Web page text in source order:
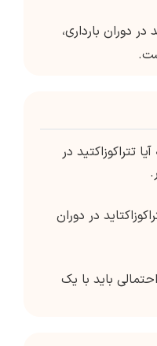
در دوران بارداری،
تتراکوزاکتید در
در دوران
باید با یک